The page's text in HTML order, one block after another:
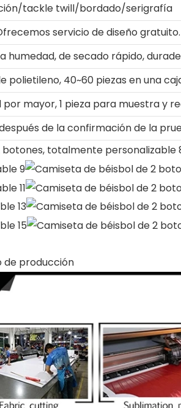
tackle twill/bordado/serigrafía
servicio de diseño gratuito.
humedad, de secado rápido,
polietileno, 40~60 piezas en una
por mayor, 1 pieza para muestra y
de la confirmación de la
de producción